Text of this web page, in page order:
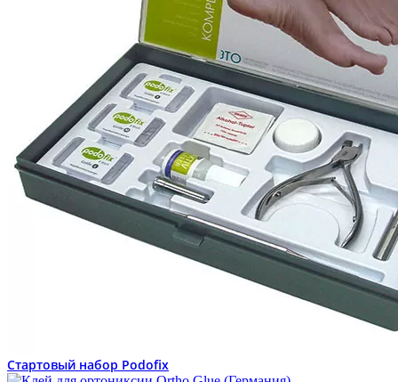
Стартовый набор Podofix